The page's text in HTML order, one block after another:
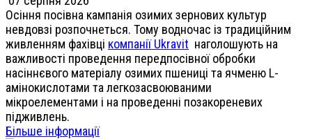
Осіння посівна кампанія озимих зернових культур
невдовзі розпочнеться. Тому водночас із традиційним
живленням фахівці компанії Ukravit наголошують на
важливості проведення передпосівної обробки
насіннєвого матеріалу озимих пшениці та ячменю L-
амінокислотами та легкозасвоюваними
мікроелементами і на проведенні позакореневих
підживлень.
Більше інформації